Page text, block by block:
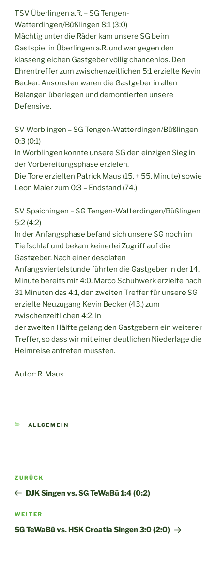
TSV Überlingen a.R. – SG Tengen-
Watterdingen/Büßlingen 8:1 (3:0)
Mächtig unter die Räder kam unsere SG beim
Gastspiel in Überlingen a.R. und war gegen den
klassengleichen Gastgeber völlig chancenlos. Den
Ehrentreffer zum zwischenzeitlichen 5:1 erzielte Kevin
Becker. Ansonsten waren die Gastgeber in allen
Belangen überlegen und demontierten unsere
Defensive.
SV Worblingen – SG Tengen-Watterdingen/Büßlingen
0:3 (0:1)
In Worblingen konnte unsere SG den einzigen Sieg in
der Vorbereitungsphase erzielen.
Die Tore erzielten Patrick Maus (15. + 55. Minute) sowie
Leon Maier zum 0:3 – Endstand (74.)
SV Spaichingen – SG Tengen-Watterdingen/Büßlingen
5:2 (4:2)
In der Anfangsphase befand sich unsere SG noch im
Tiefschlaf und bekam keinerlei Zugriff auf die
Gastgeber. Nach einer desolaten
Anfangsviertelstunde führten die Gastgeber in der 14.
Minute bereits mit 4:0. Marco Schuhwerk erzielte nach
31 Minuten das 4:1, den zweiten Treffer für unsere SG
erzielte Neuzugang Kevin Becker (43.) zum
zwischenzeitlichen 4:2. In
der zweiten Hälfte gelang den Gastgebern ein weiterer
Treffer, so dass wir mit einer deutlichen Niederlage die
Heimreise antreten mussten.
Autor: R. Maus
KATEGORIEN
ALLGEMEIN
Beitragsnavigation
Vorheriger
Beitrag
ZURÜCK
DJK Singen vs. SG TeWaBü 1:4 (0:2)
Nächster
Beitrag
WEITER
SG TeWaBü vs. HSK Croatia Singen 3:0 (2:0)